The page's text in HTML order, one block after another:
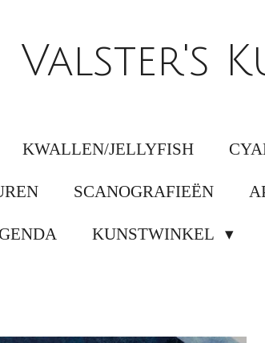
Valster's
KWALLEN/JELLYFISH
SCANOGRAFIEËN
KUNSTWINKEL